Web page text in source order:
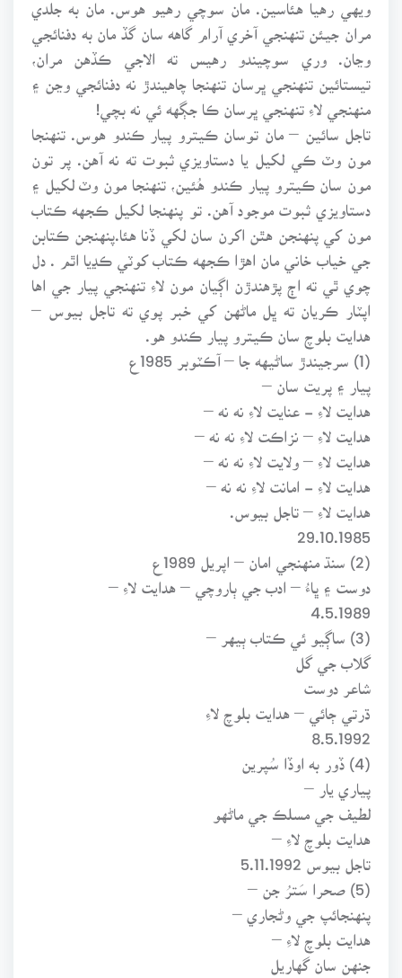
ويهي رهيا هئاسين. مان سوچي رهيو هوس. مان به جلدي
مران جيئن تنهنجي آخري آرام گاهه سان گڏ مان به دفنائجي
وڃان. وري سوچيندو رهيس ته الاجي ڪڏهن مران،
تيستائين تنهنجي ڀرسان تنهنجا چاهيندڙ نه دفنائجي وڃن ۽
منهنجي لاءِ تنهنجي ڀرسان ڪا جڳهه ئي نه بچي!
تاجل سائين – مان توسان ڪيترو پيار ڪندو هوس. تنهنجا
مون وٽ ڪي لکيل يا دستاويزي ثبوت ته نه آهن. پر تون
مون سان ڪيترو پيار ڪندو هُئين، تنهنجا مون وٽ لکيل ۽
دستاويزي ثبوت موجود آهن. تو پنهنجا لکيل ڪجهه ڪتاب
مون کي پنهنجن هٿن اکرن سان لکي ڏنا هئا.پنهنجن ڪتابن
جي خياب خاني مان اهڙا ڪجهه ڪتاب کوٽي ڪڍيا اٿم . دل
چوي ٿي ته اڄ پڙهندڙن اڳيان مون لاءِ تنهنجي پيار جي اها
اپٽار ڪريان ته ڀل ماڻهن کي خبر پوي ته تاجل بيوس –
هدايت بلوچ سان ڪيترو پيار ڪندو هو.
(1) سرجيندڙ ساڻيهه جا – آڪٽوبر 1985ع
پيار ۽ پريت سان –
هدايت لاءِ - عنايت لاءِ نه نه –
هدايت لاءِ – نزاڪت لاءِ نه نه –
هدايت لاءِ – ولايت لاءِ نه نه –
هدايت لاءِ - امانت لاءِ نه نه –
هدايت لاءِ – تاجل بيوس.
29.10.1985
(2) سنڌ منهنجي امان – اپريل 1989ع
دوست ۽ ڀاءُ – ادب جي ٻاروچي – هدايت لاءِ –
4.5.1989
(3) ساڳيو ئي ڪتاب ٻيهر –
گلاب جي گل
شاعر دوست
ڌرتي ڄائي – هدايت بلوچ لاءِ
8.5.1992
(4) ڏور به اوڏا سُپرين
پياري يار –
لطيف جي مسلڪ جي ماڻهو
هدايت بلوچ لاءِ –
تاجل بيوس 5.11.1992
(5) صحرا سَترُ جن –
پنهنجائپ جي وڻجاري –
هدايت بلوچ لاءِ –
جنهن سان گهاريل